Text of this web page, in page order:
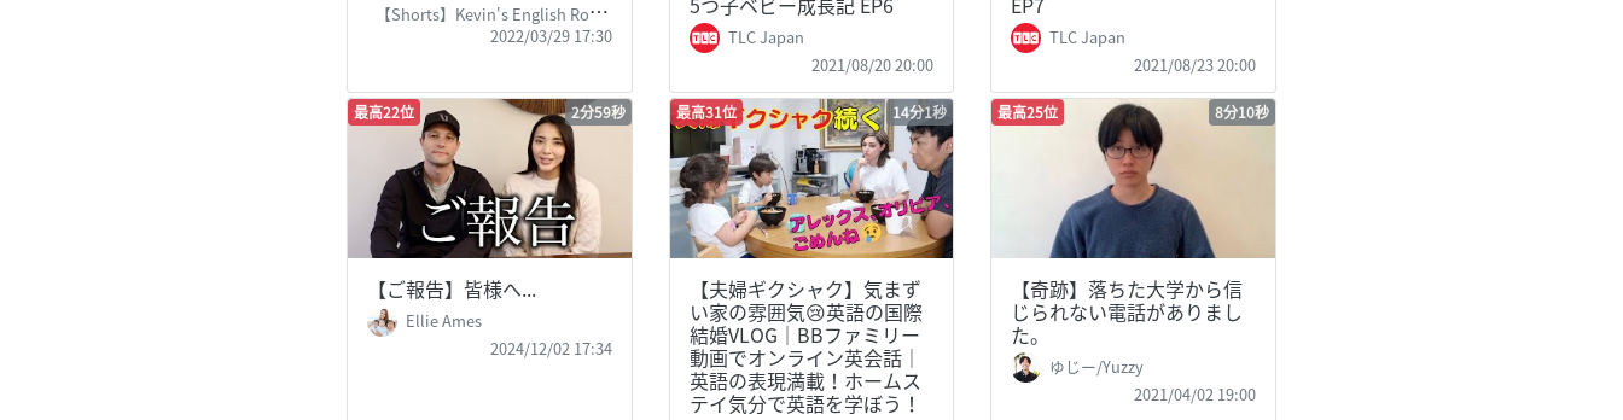
【Shorts】Kevin's English Room
2022/03/29 17:30
TLC Japan
2021/08/20 20:00
TLC Japan
2021/08/23 20:00
最高22位 2分59秒
【ご報告】皆様へ...
Ellie Ames
2024/12/02 17:34
最高31位 14分1秒
【夫婦ギクシャク】気まず
い家の雰囲気😢英語の国際
結婚VLOG｜BBファミリー
動画でオンライン英会話｜
英語の表現満載！ホームス
テイ気分で英語を学ぼう！
最高25位 8分10秒
【奇跡】落ちた大学から信
じられない電話がありまし
た。
ゆじー/Yuzzy
2021/04/02 19:00